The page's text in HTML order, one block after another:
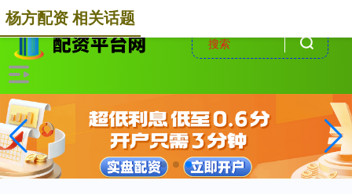
-->
杨方配资 相关话题